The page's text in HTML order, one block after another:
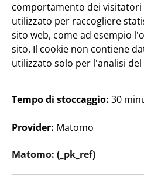
Clientela
Informazioni per i clienti
Filiali
comportamento dei visitatori
utilizzato per raccogliere
sito web, come ad esempio
sito. Il cookie non contiene
utilizzato solo per l'analisi del
Tempo di stoccaggio: 30
Provider: Matomo
Matomo: (_pk_ref)